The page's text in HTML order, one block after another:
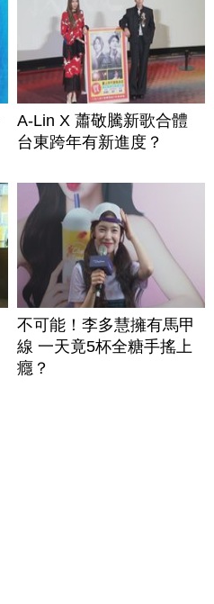
A-Lin X 蕭敬騰新歌合體
台東跨年有新進度？
不可能！李多慧擁有馬甲
線 一天竟5杯全糖手搖上
癮？